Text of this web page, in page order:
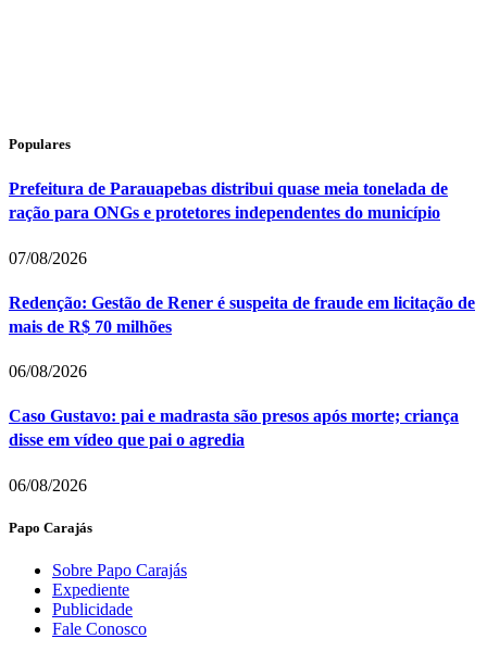
Populares
Prefeitura de Parauapebas distribui quase meia tonelada de
ração para ONGs e protetores independentes do município
07/08/2026
Redenção: Gestão de Rener é suspeita de fraude em licitação de
mais de R$ 70 milhões
06/08/2026
Caso Gustavo: pai e madrasta são presos após morte; criança
disse em vídeo que pai o agredia
06/08/2026
Papo Carajás
Sobre Papo Carajás
Expediente
Publicidade
Fale Conosco